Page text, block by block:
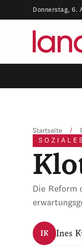
Donnerstag, 6.
Startseite /
Die Reform
IK Ines